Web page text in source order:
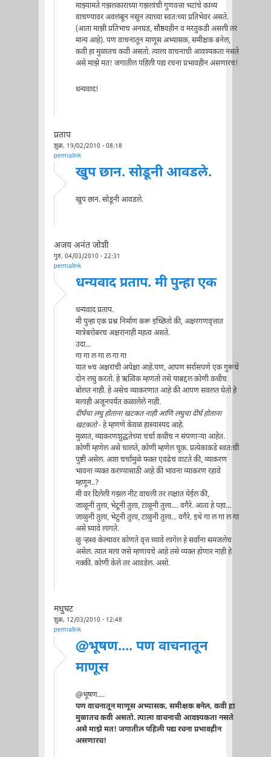
माझ्यामते गझलकाराच्या गझलांची गुणवत्ता भटांचे काव्य
वाचण्यावर अवलंबून नसून त्याच्या स्वतःच्या प्रतिभेवर असते.
(आता माझी प्रतिभाच अनघड, सौष्ठवहीन व मरतुकडी असली तर
मान्य आहे). पण वाचनातून माणूस अभ्यासक, समीक्षक बनेल,
कवी हा मुळातच कवी असतो. त्याला वाचनाची आवश्यकता नसते
असे माझे मत! जगातील पहिली पद्य रचना प्रभावहीन असणारच!
धन्यवाद!
प्रताप
शुक्र, 19/02/2010 - 08:18
permalink
खुप छान. सोडूनी आवडले.
खुप छान. सोडूनी आवडले.
अजय अनंत जोशी
गुरु, 04/03/2010 - 22:31
permalink
धन्यवाद प्रताप. मी पुन्हा एक
धन्यवाद प्रताप.
मी पुन्हा एक प्रश्न निर्माण करू इच्छितो की, अक्षरगणवृत्तात
मात्रेबरोबरच अक्षरांनाही महत्व असते.
उदा...
गा गा ल गा ल गा गा
यात ७च अक्षरांची अपेक्षा आहे.पण, आपण सर्रासपणे एक गुरूचे
दोन लघु करतो. हे ऋत्विक म्हणतो तसे याबद्दल कोणी कधीच
बोलत नाही. हे असेच व्याकरणात आहे की आपण सवलत घेतो हे
मलाही अजूनपर्यंत कळालेले नाही.
दीर्घचा लघु होताना खटकत नाही आणि लघुचा दीर्घ होताना
खटकतो- हे म्हणणे केवळ हास्यास्पद आहे.
मुळात, व्याकरणशुद्धतेच्या चर्चा कधीच न संपणार्‍या आहेत.
कोणी म्हणेल असे चालते, कोणी म्हणेल चूक. प्रत्येकाकडे स्वतःची
पुष्टी असेल. अशा चर्चांमुळे फक्त एवढेच वाटते की, व्याकरण
भावना व्यक्त करण्यासाठी आहे की भावना व्याकरण रहावे
म्हणून..?
मी वर दिलेली गझल नीट वाचली तर लक्षात येईल की,
जाळूनी तुला, भेटूनी तुला, टाळूनी तुला.... वगैरे. आता हे पहा...
जाळुनी तुला, भेटुनी तुला, टाळुनी तुला... वगैरे. इथे गा ल गा ल गा
असे घ्यावे लागते.
ळु र्‍हस्व केल्यावर कोणते वृत्त घ्यावे लागेल हे सर्वांना समजलेच
असेल. त्यात मला जसे म्हणायचे आहे तसे व्यक्त होणार नाही हे
नक्की. कोणी केले तर आवडेल. असो.
मधुघट
शुक्र, 12/03/2010 - 12:48
permalink
@भूषण.... पण वाचनातून
माणूस
@भूषण....
पण वाचनातून माणूस अभ्यासक, समीक्षक बनेल, कवी हा
मुळातच कवी असतो. त्याला वाचनाची आवश्यकता नसते
असे माझे मत! जगातील पहिली पद्य रचना प्रभावहीन
असणारच!